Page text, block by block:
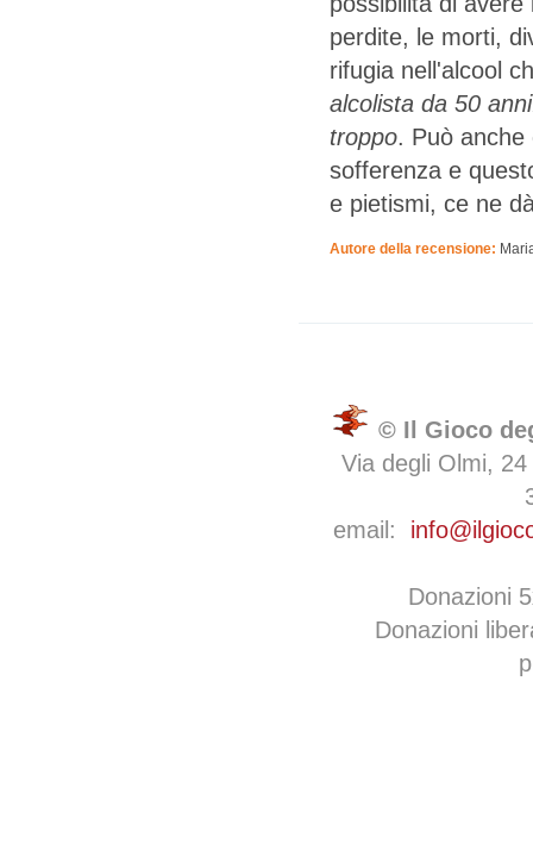
perdite, le morti,
rifugia nell'alcool
alcolista da 50
troppo. Può
sofferenza e
e pietismi, ce ne
Autore della recensione:
© Il Gioco
Via degli Olmi,
email:
Donazioni
Donazioni